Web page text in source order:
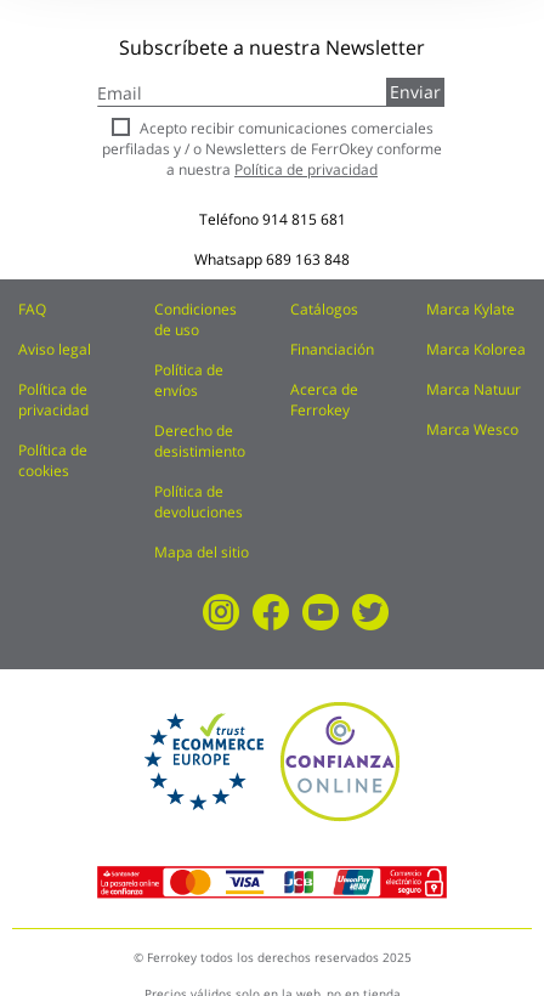
Subscríbete a nuestra Newsletter
a
nuestro
boletín
de
Enviar
Acepto recibir comunicaciones comerciales
perfiladas y / o Newsletters de FerrOkey conforme
a nuestra Política de privacidad
Teléfono914 815 681
Whatsapp689 163 848
FAQ
Aviso legal
Política de
privacidad
Política de
cookies
Condiciones
de uso
Política de
envíos
Derecho de
desistimiento
Política de
devoluciones
Mapa del sitio
Catálogos
Financiación
Acerca de
Ferrokey
Marca Kylate
Marca Kolorea
Marca Natuur
Marca Wesco
© Ferrokey todos los derechos reservados 2025